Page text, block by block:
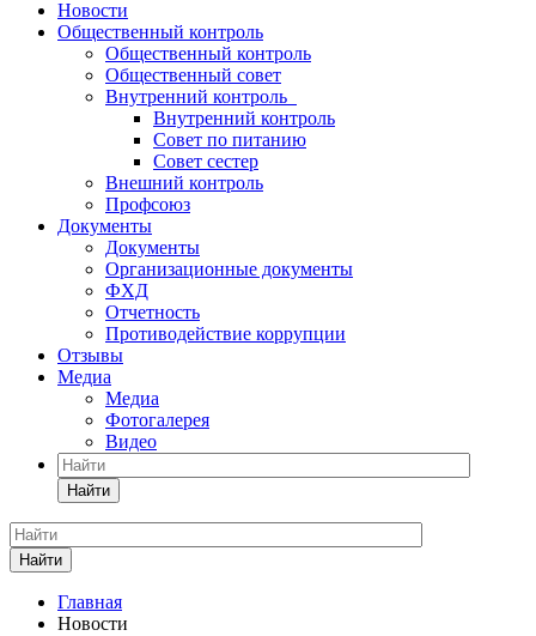
Новости
Общественный контроль
Общественный контроль
Общественный совет
Внутренний контроль
Внутренний контроль
Совет по питанию
Совет сестер
Внешний контроль
Профсоюз
Документы
Документы
Организационные документы
ФХД
Отчетность
Противодействие коррупции
Отзывы
Медиа
Медиа
Фотогалерея
Видео
Найти
Найти
Главная
Новости